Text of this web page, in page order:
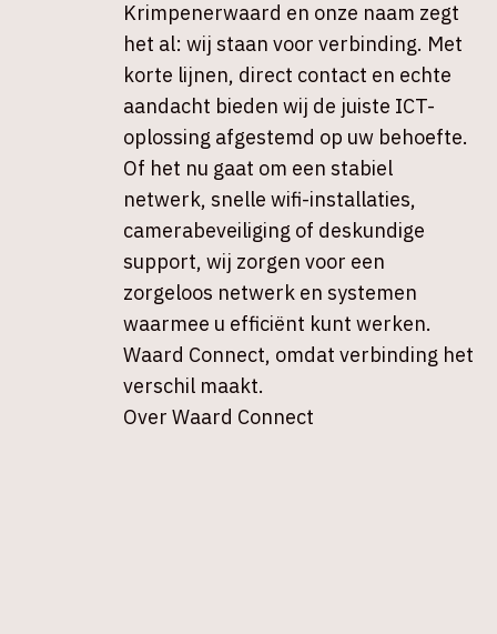
Krimpenerwaard en onze naam zegt
het al: wij staan voor verbinding. Met
korte lijnen, direct contact en echte
aandacht bieden wij de juiste ICT-
oplossing afgestemd op uw behoefte.
Of het nu gaat om een stabiel
netwerk, snelle wifi-installaties,
camerabeveiliging of deskundige
support, wij zorgen voor een
zorgeloos netwerk en systemen
waarmee u efficiënt kunt werken.
Waard Connect, omdat verbinding het
verschil maakt.
Over Waard Connect